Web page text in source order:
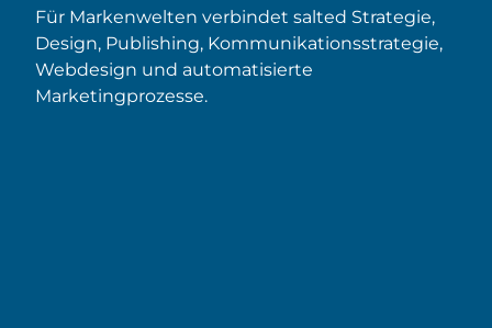
Für Markenwelten verbindet salted Strategie,
Design, Publishing, Kommunikationsstrategie,
Webdesign und automatisierte
Marketingprozesse.